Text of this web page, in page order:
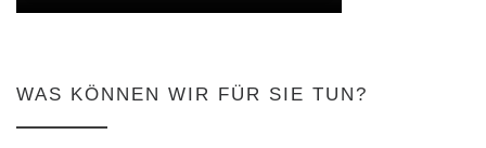
WAS KÖNNEN WIR FÜR SIE TUN?